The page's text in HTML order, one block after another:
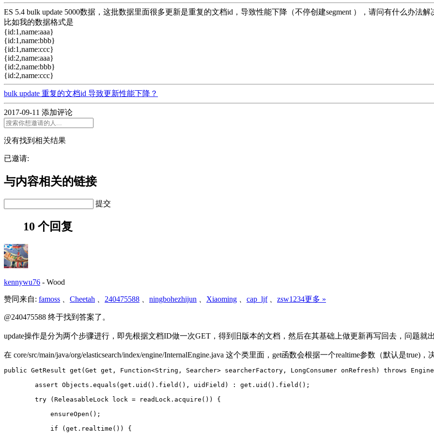
ES 5.4 bulk update 5000数据，这批数据里面很多更新是重复的文档id，导致性能下降（不停创建segment ），请问有什么办法
比如我的数据格式是
{id:1,name:aaa}
{id:1,name:bbb}
{id:1,name:ccc}
{id:2,name:aaa}
{id:2,name:bbb}
{id:2,name:ccc}
bulk update 重复的文档id 导致更新性能下降？
2017-09-11 添加评论
没有找到相关结果
已邀请:
与内容相关的链接
提交
10 个回复
kennywu76 - Wood
赞同来自: famoss 、 Cheetah 、 240475588 、 ningbohezhijun 、 Xiaoming 、 cap_ljf 、 zsw1234更多 »
@240475588 终于找到答案了。
update操作是分为两个步骤进行，即先根据文档ID做一次GET，得到旧版本的文档，然后在其基础上做更新再写回去，问题就
在 core/src/main/java/org/elasticsearch/index/engine/InternalEngine.java 这个类里面，get函数会根据一个realtime参数（默认是true)
public GetResult get(Get get, Function<String, Searcher> searcherFactory, LongConsumer onRefresh) throws
        assert Objects.equals(get.uid().field(), uidField) : get.uid().field();
        try (ReleasableLock lock = readLock.acquire()) {
            ensureOpen();
            if (get.realtime()) {